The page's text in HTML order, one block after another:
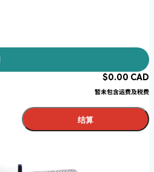
$0.00 CAD
暂未包含运费及税费
结算